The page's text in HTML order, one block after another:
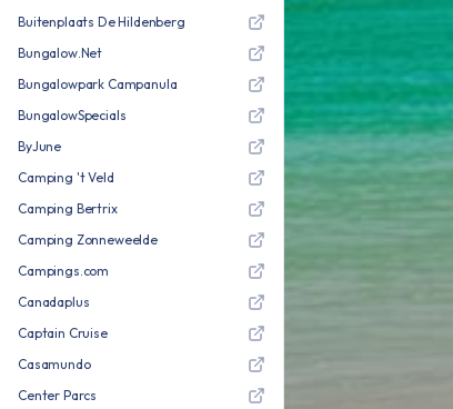
Buitenplaats De Hildenberg
Bungalow.Net
Bungalowpark Campanula
BungalowSpecials
ByJune
Camping 't Veld
Camping Bertrix
Camping Zonneweelde
Campings.com
Canadaplus
Captain Cruise
Casamundo
Center Parcs